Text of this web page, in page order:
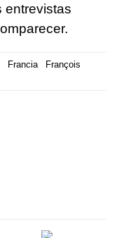
entrevistas
Francia
François